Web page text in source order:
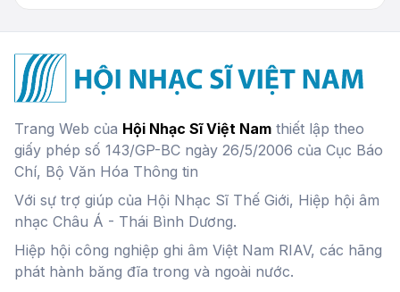
Trang Web của Hội Nhạc Sĩ Việt Nam thiết lập theo
giấy phép số 143/GP-BC ngày 26/5/2006 của Cục Báo
Chí, Bộ Văn Hóa Thông tin
Với sự trợ giúp của Hội Nhạc Sĩ Thế Giới, Hiệp hội âm
nhạc Châu Á - Thái Bình Dương.
Hiệp hội công nghiệp ghi âm Việt Nam RIAV, các hãng
phát hành băng đĩa trong và ngoài nước.